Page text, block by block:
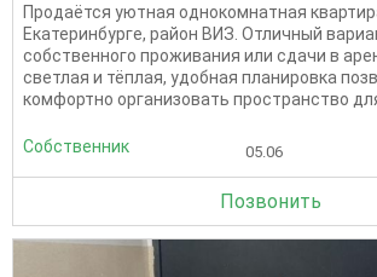
Продаётся уютная однокомнатная
Екатеринбурге, район ВИЗ. Отличный
собственного проживания или сдачи в
светлая и тёплая, удобная планировка
комфортно организовать пространство для
Собственник 05.06
Позвонить